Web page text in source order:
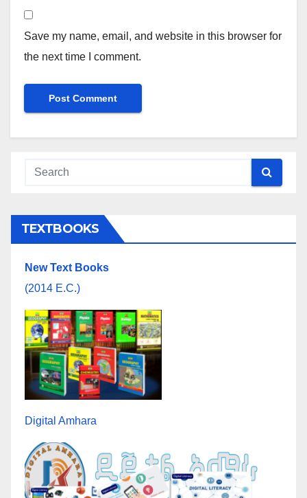
Save my name, email, and website in this browser for
the next time I comment.
TEXTBOOKS
New Text Books
(2014 E.C.)
Digital Amhara